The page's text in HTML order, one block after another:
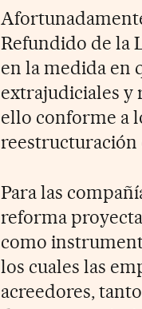
Refundido de la
en la medida en
extrajudiciales y
ello conforme a
reestructuración
Para las
reforma
como
los cuales las
acreedores,